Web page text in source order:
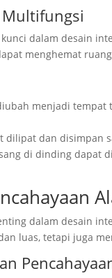
dalam desain
menghemat
menjadi
dilipat dan disimpan
di dinding dapat
dalam desain
luas, tetapi juga